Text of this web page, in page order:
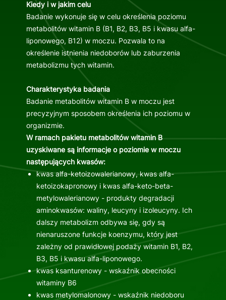
Kiedy i w jakim celu
Badanie wykonuje się w celu określenia poziomu
metabolitów witamin B (B1, B2, B3, B5 i kwasu alfa-
liponowego, B12) w moczu. Pozwala to na
określenie istnienia niedoborów lub zaburzenia
metabolizmu tych witamin.
Charakterystyka badania
Badanie metabolitów witamin B w moczu jest
precyzyjnym sposobem określenia ich poziomu w
organizmie.
W ramach pakietu metabolitów witamin B
uzyskiwane są informacje o poziomie w moczu
następujących kwasów:
kwas alfa-ketoizowalerianowy, kwas alfa-
ketoizokapronowy i kwas alfa-keto-beta-
metylowalerianowy - produkty degradacji
aminokwasów: waliny, leucyny i izoleucyny. Ich
dalszy metabolizm odbywa się, gdy są
nienaruszone funkcje koenzymu, który jest
zależny od prawidłowej podaży witamin B1, B2,
B3, B5 i kwasu alfa-liponowego.
kwas ksanturenowy - wskaźnik obecności
witaminy B6
kwas metylomalonowy - wskaźnik niedoboru